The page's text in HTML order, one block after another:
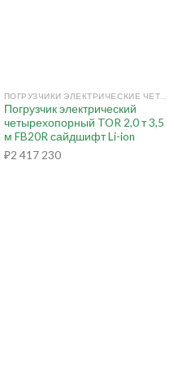
Погрузчик электрический
четырехопорный TOR 2,0 т 3,5
м FB20R сайдшифт Li-ion
₽2 417 230